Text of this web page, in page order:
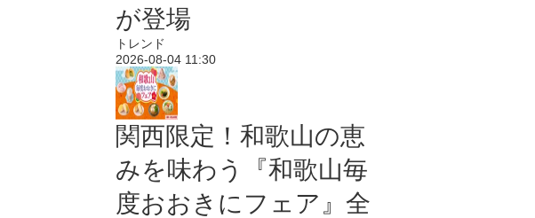
が登場
トレンド
2026-08-04 11:30
関西限定！和歌山の恵
みを味わう『和歌山毎
度おおきにフェア』全